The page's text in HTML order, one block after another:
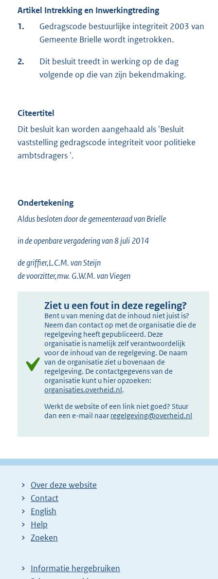
Artikel Intrekking en Inwerkingtreding
1.
Gedragscode bestuurlijke integriteit 2003 van
Gemeente Brielle wordt ingetrokken.
2.
Dit besluit treedt in werking op de dag
volgende op die van zijn bekendmaking.
Citeertitel
Dit besluit kan worden aangehaald als 'Besluit
vaststelling gedragscode integriteit voor politieke
ambtsdragers '.
Ondertekening
Aldus besloten door de gemeenteraad van Brielle
in de openbare vergadering van 8 juli 2014
de griffier,L.C.M. van Steijn
de voorzitter,mw. G.W.M. van Viegen
Ziet u een fout in deze regeling?
Bent u van mening dat de inhoud niet juist is?
Neem dan contact op met de organisatie die de
regelgeving heeft gepubliceerd. Deze
organisatie is namelijk zelf verantwoordelijk
voor de inhoud van de regelgeving. De naam
van de organisatie ziet u bovenaan de
regelgeving. De contactgegevens van de
organisatie kunt u hier opzoeken:
organisaties.overheid.nl.
Werkt de website of een link niet goed? Stuur
dan een e-mail naar regelgeving@overheid.nl
Over deze website
Contact
English
Help
Zoeken
Informatie hergebruiken